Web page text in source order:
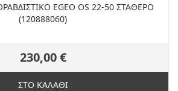
EGEO OS 22-50 ΣΤΑΘΕΡΟ
(120888060)
230,00 €
ΣΤΟ ΚΑΛΑΘΙ